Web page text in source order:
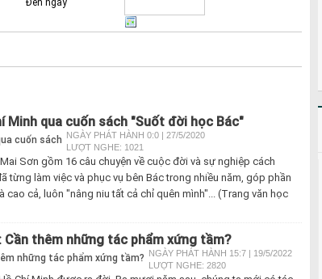
Đến ngày
Minh qua cuốn sách "Suốt đời học Bác"
NGÀY PHÁT HÀNH 0:0 | 27/5/2020
LƯỢT NGHE: 1021
Sơn gồm 16 câu chuyện về cuộc đời và sự nghiệp cách
từng làm việc và phục vụ bên Bác trong nhiều năm, góp phần
cao cả, luôn "nâng niu tất cả chỉ quên mình"... (Trang văn học
thêm những tác phẩm xứng tầm?
NGÀY PHÁT HÀNH 15:7 | 19/5/2022
LƯỢT NGHE: 2820